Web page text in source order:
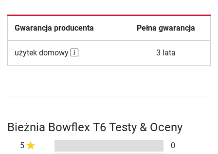
Gwarancja producenta Pełna gwarancja
użytek domowy 3 lata
Bieżnia Bowflex T6 Testy & Oceny
5
0